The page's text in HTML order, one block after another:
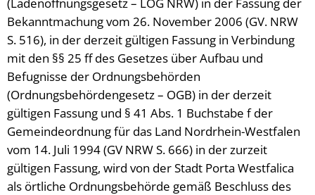
Bekanntmachung vom 26. November 2006 (GV. NRW
S. 516), in der derzeit gültigen Fassung in Verbindung
mit den §§ 25 ff des Gesetzes über Aufbau und
Befugnisse der Ordnungsbehörden
(Ordnungsbehördengesetz – OGB) in der derzeit
gültigen Fassung und § 41 Abs. 1 Buchstabe f der
Gemeindeordnung für das Land Nordrhein-Westfalen
vom 14. Juli 1994 (GV NRW S. 666) in der zurzeit
gültigen Fassung, wird von der Stadt Porta Westfalica
als örtliche Ordnungsbehörde gemäß Beschluss des